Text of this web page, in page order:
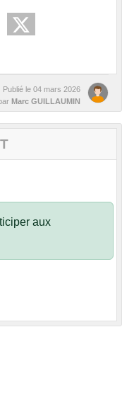
Publié le 04 mars 2026
Marc GUILLAUMIN
aux